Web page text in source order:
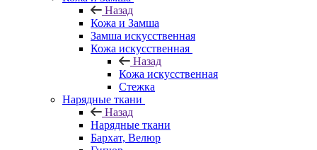
Назад
Кожа и Замша
Замша искусственная
Кожа искусственная
Назад
Кожа искусственная
Стежка
Нарядные ткани
Назад
Нарядные ткани
Бархат, Велюр